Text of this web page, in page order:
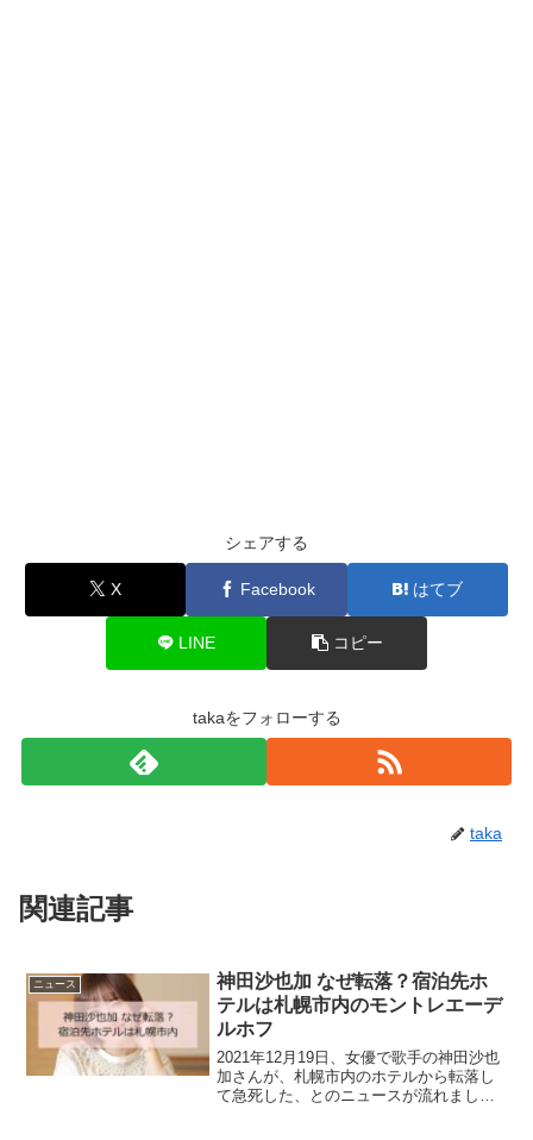
シェアする
X Facebook はてブ
LINE コピー
takaをフォローする
taka
関連記事
ニュース
神田沙也加 なぜ転落？宿泊先ホ
テルは札幌市内のモントレエーデ
ルホフ
2021年12月19日、女優で歌手の神田沙也
加さんが、札幌市内のホテルから転落し
て急死した、とのニュースが流れまし